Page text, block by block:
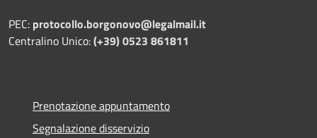
PEC: protocollo.borgonovo@legalmail.it
Centralino Unico:(+39) 0523 861811
Prenotazione appuntamento
Segnalazione disservizio